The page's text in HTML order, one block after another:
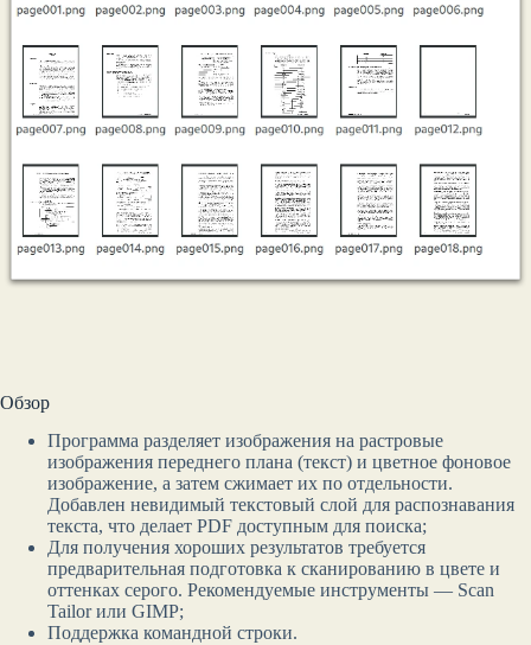
Обзор
Программа разделяет изображения на растровые
изображения переднего плана (текст) и цветное фоновое
изображение, а затем сжимает их по отдельности.
Добавлен невидимый текстовый слой для распознавания
текста, что делает PDF доступным для поиска;
Для получения хороших результатов требуется
предварительная подготовка к сканированию в цвете и
оттенках серого. Рекомендуемые инструменты — Scan
Tailor или GIMP;
Поддержка командной строки.